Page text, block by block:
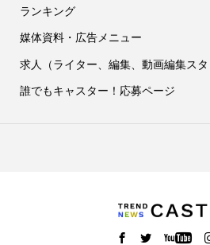
ランキング
媒体資料・広告メニュー
求人（ライター、編集、動画編集スタ
誰でもキャスター！応募ページ